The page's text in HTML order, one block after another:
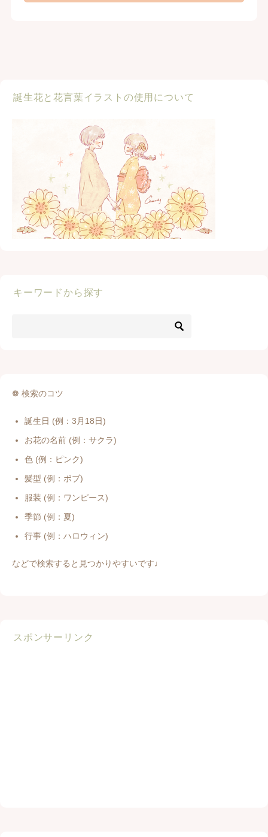
誕生花と花言葉イラストの使用について
キーワードから探す
❁ 検索のコツ
誕生日 (例：3月18日)
お花の名前 (例：サクラ)
色 (例：ピンク)
髪型 (例：ボブ)
服装 (例：ワンピース)
季節 (例：夏)
行事 (例：ハロウィン)
などで検索すると見つかりやすいです♩
スポンサーリンク